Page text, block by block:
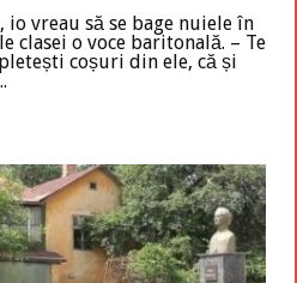
io vreau să se bage nuiele în
clasei o voce baritonală. – Te
coșuri din ele, că și